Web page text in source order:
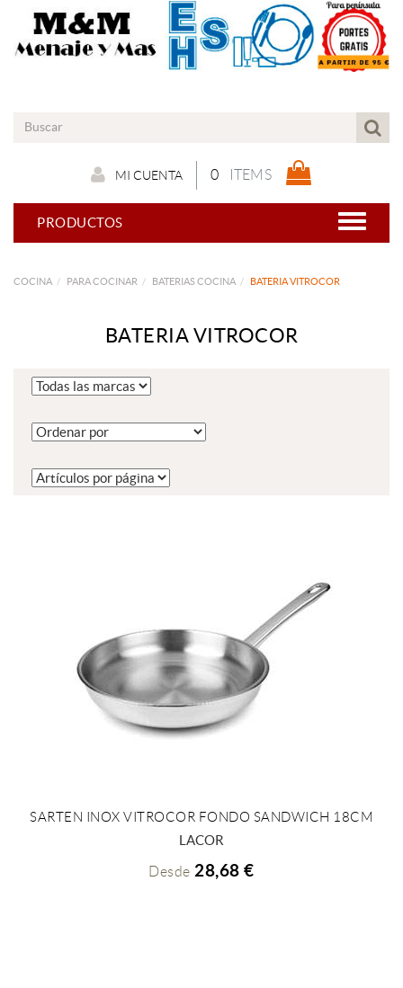
0 ITEMS
MI CUENTA
PRODUCTOS
COCINA PARA COCINAR BATERIAS COCINA BATERIA VITROCOR
BATERIA VITROCOR
+ INFO
SARTEN INOX VITROCOR FONDO SANDWICH 18CM
LACOR
Desde 28,68 €